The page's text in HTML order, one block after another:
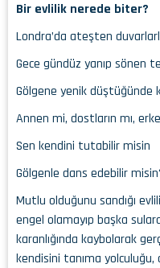
Bir evlilik nerede biter?
Londra’da ateşten
Gece gündüz yanıp sönen
Gölgene yenik düştüğünde
Annen mi, dostların mı,
Sen kendini tutabilir misin
Gölgenle dans edebilir
Mutlu olduğunu sandığı
engel olamayıp başka
karanlığında kaybolarak
kendisini tanıma yolculuğu,